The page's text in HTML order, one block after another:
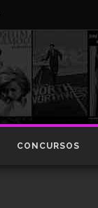
CONCURSOS